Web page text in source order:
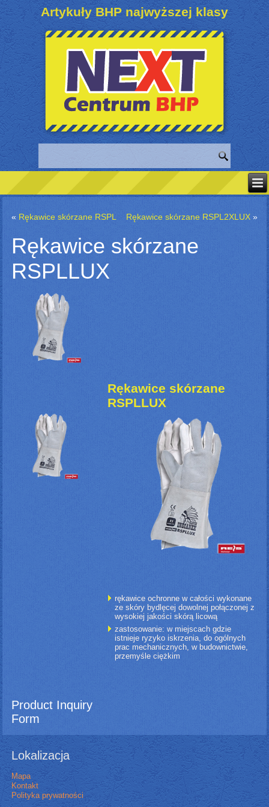
Artykuły BHP najwyższej klasy
« Rękawice skórzane RSPL Rękawice skórzane RSPL2XLUX»
Rękawice skórzane
RSPLLUX
Rękawice skórzane
RSPLLUX
rękawice ochronne w całości wykonane
ze skóry bydlęcej dowolnej połączonej z
wysokiej jakości skórą licową
zastosowanie: w miejscach gdzie
istnieje ryzyko iskrzenia, do ogólnych
prac mechanicznych, w budownictwie,
przemyśle ciężkim
Product Inquiry
Form
Lokalizacja
Mapa
Kontakt
Polityka prywatności